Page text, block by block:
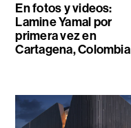
En fotos y videos:
Lamine Yamal por
primera vez en
Cartagena, Colombia